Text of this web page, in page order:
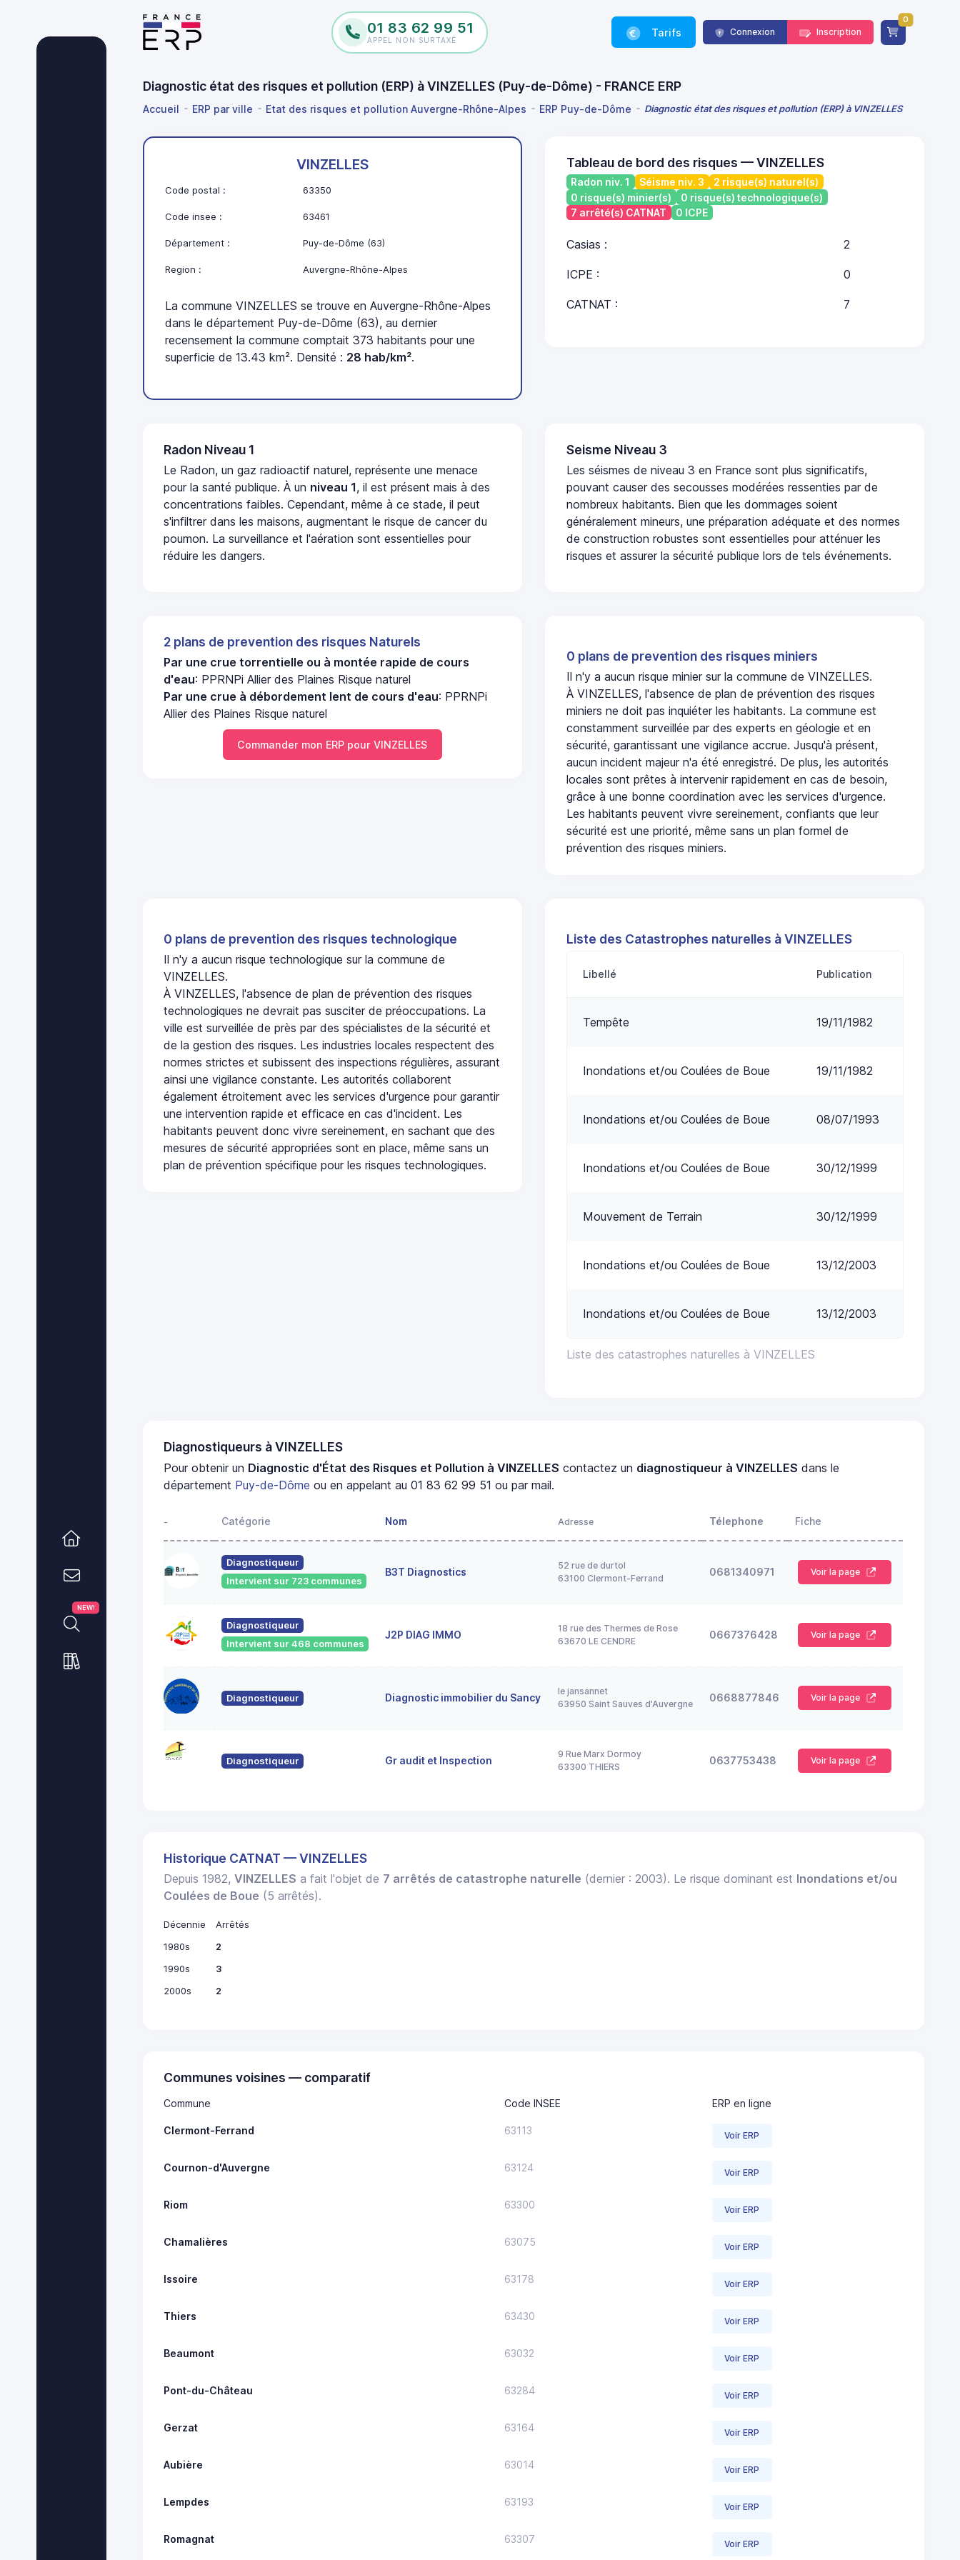
01 83 62 99 51
APPEL NON SURTAXÉ
Tarifs Connexion Inscription
0
Diagnostic état des risques et pollution (ERP) à VINZELLES (Puy-de-Dôme) - FRANCE ERP
Accueil ERP par ville Etat des risques et pollution Auvergne-Rhône-Alpes ERP Puy-de-Dôme Diagnostic état des risques et pollution (ERP) à VINZELLES
NEW!
VINZELLES
Code postal : 63350
Code insee : 63461
Département : Puy-de-Dôme (63)
Region : Auvergne-Rhône-Alpes
La commune VINZELLES se trouve en Auvergne-Rhône-Alpes
dans le département Puy-de-Dôme (63), au dernier
recensement la commune comptait 373 habitants pour une
superficie de 13.43 km². Densité : 28 hab/km².
Tableau de bord des risques — VINZELLES
Radon niv. 1 Séisme niv. 3
2 risque(s) naturel(s)
0 risque(s) minier(s)
0 risque(s) technologique(s)
7 arrêté(s) CATNAT
0 ICPE
Casias : 2
ICPE : 0
CATNAT : 7
Radon Niveau 1
Le Radon, un gaz radioactif naturel, représente une menace
pour la santé publique. À un niveau 1, il est présent mais à des
concentrations faibles. Cependant, même à ce stade, il peut
s'infiltrer dans les maisons, augmentant le risque de cancer du
poumon. La surveillance et l'aération sont essentielles pour
réduire les dangers.
Seisme Niveau 3
Les séismes de niveau 3 en France sont plus significatifs,
pouvant causer des secousses modérées ressenties par de
nombreux habitants. Bien que les dommages soient
généralement mineurs, une préparation adéquate et des normes
de construction robustes sont essentielles pour atténuer les
risques et assurer la sécurité publique lors de tels événements.
2 plans de prevention des risques Naturels
Par une crue torrentielle ou à montée rapide de cours
d'eau: PPRNPi Allier des Plaines Risque naturel
Par une crue à débordement lent de cours d'eau: PPRNPi
Allier des Plaines Risque naturel
Commander mon ERP pour VINZELLES
0 plans de prevention des risques miniers
Il n'y a aucun risque minier sur la commune de VINZELLES.
À VINZELLES, l'absence de plan de prévention des risques
miniers ne doit pas inquiéter les habitants. La commune est
constamment surveillée par des experts en géologie et en
sécurité, garantissant une vigilance accrue. Jusqu'à présent,
aucun incident majeur n'a été enregistré. De plus, les autorités
locales sont prêtes à intervenir rapidement en cas de besoin,
grâce à une bonne coordination avec les services d'urgence.
Les habitants peuvent vivre sereinement, confiants que leur
sécurité est une priorité, même sans un plan formel de
prévention des risques miniers.
0 plans de prevention des risques technologique
Il n'y a aucun risque technologique sur la commune de
VINZELLES.
À VINZELLES, l'absence de plan de prévention des risques
technologiques ne devrait pas susciter de préoccupations. La
ville est surveillée de près par des spécialistes de la sécurité et
de la gestion des risques. Les industries locales respectent des
normes strictes et subissent des inspections régulières, assurant
ainsi une vigilance constante. Les autorités collaborent
également étroitement avec les services d'urgence pour garantir
une intervention rapide et efficace en cas d'incident. Les
habitants peuvent donc vivre sereinement, en sachant que des
mesures de sécurité appropriées sont en place, même sans un
plan de prévention spécifique pour les risques technologiques.
Liste des Catastrophes naturelles à VINZELLES
Liste des catastrophes naturelles à VINZELLES
Libellé Publication
Tempête 19/11/1982
Inondations et/ou Coulées de Boue 19/11/1982
Inondations et/ou Coulées de Boue 08/07/1993
Inondations et/ou Coulées de Boue 30/12/1999
Mouvement de Terrain 30/12/1999
Inondations et/ou Coulées de Boue 13/12/2003
Inondations et/ou Coulées de Boue 13/12/2003
Diagnostiqueurs à VINZELLES
Pour obtenir un Diagnostic d'État des Risques et Pollution à VINZELLES contactez un diagnostiqueur à VINZELLES dans le
département Puy-de-Dôme ou en appelant au 01 83 62 99 51 ou par mail.
- Catégorie Nom Adresse Télephone Fiche
Diagnostiqueur
Intervient sur 723 communes
B3T Diagnostics
52 rue de durtol
63100 Clermont-Ferrand
0681340971 Voir la page
Diagnostiqueur
Intervient sur 468 communes
J2P DIAG IMMO
18 rue des Thermes de Rose
63670 LE CENDRE
0667376428 Voir la page
Diagnostiqueur Diagnostic immobilier du Sancy
le jansannet
63950 Saint Sauves d'Auvergne
0668877846 Voir la page
Diagnostiqueur Gr audit et Inspection
9 Rue Marx Dormoy
63300 THIERS
0637753438 Voir la page
Historique CATNAT — VINZELLES
Depuis 1982,VINZELLES a fait l'objet de 7 arrêtés de catastrophe naturelle (dernier : 2003). Le risque dominant est Inondations et/ou
Coulées de Boue (5 arrêtés).
Décennie
Arrêtés
1980s
2
1990s
3
2000s
2
Communes voisines — comparatif
Commune Code INSEE ERP en ligne
Clermont-Ferrand 63113 Voir ERP
Cournon-d'Auvergne 63124 Voir ERP
Riom 63300 Voir ERP
Chamalières 63075 Voir ERP
Issoire 63178 Voir ERP
Thiers 63430 Voir ERP
Beaumont 63032 Voir ERP
Pont-du-Château 63284 Voir ERP
Gerzat 63164 Voir ERP
Aubière 63014 Voir ERP
Lempdes 63193 Voir ERP
Romagnat 63307 Voir ERP